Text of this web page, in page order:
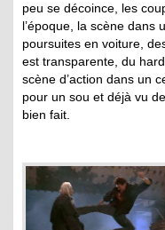
peu se décoince, les
l’époque, la scène dans
poursuites en voiture,
est transparente, du
scène d’action dans un
pour un sou et déjà vu
bien fait.